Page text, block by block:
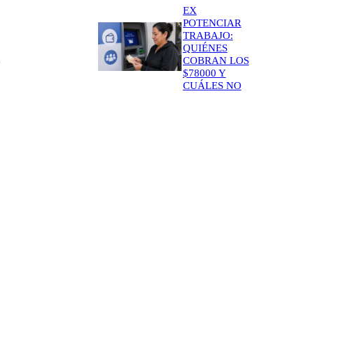
EX
POTENCIAR
TRABAJO:
QUIÉNES
COBRAN LOS
$78000 Y
CUÁLES NO